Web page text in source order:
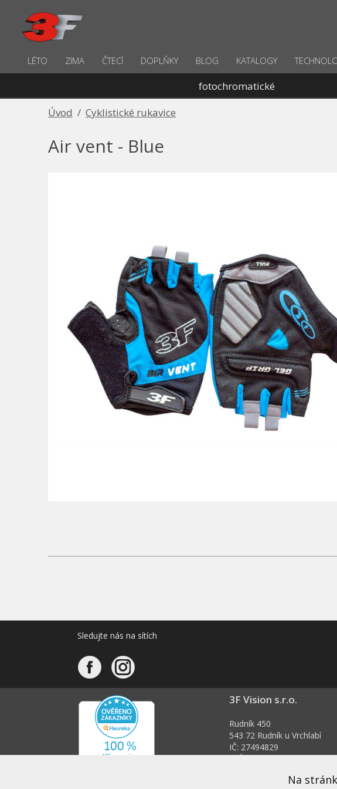
LÉTO ZIMA ČTECÍ DOPLŇKY BLOG KATALOGY
fotochromatické
Úvod / Cyklistické rukavice
Air vent - Blue
Sledujte nás na sítích
3F Vision s.r.o.
Rudník 450
543 72 Rudník u Vrchlabí
IČ: 27494829
DIČ: CZ27494829
info@3fvision.czNa